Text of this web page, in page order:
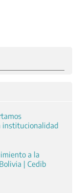
institucionalidad
a la
| Cedib